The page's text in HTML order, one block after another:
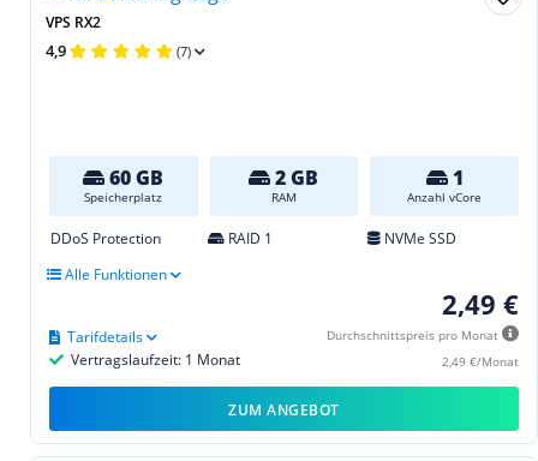
VPS RX2
4,9 (7)
60 GB
Speicherplatz
2 GB
RAM
1
Anzahl vCore
DDoS Protection RAID 1
NVMe SSD
Alle Funktionen
2,49 €
Durchschnittspreis pro Monat
2,49 €/Monat
Vertragslaufzeit: 1 Monat
Tarifdetails
ZUM ANGEBOT